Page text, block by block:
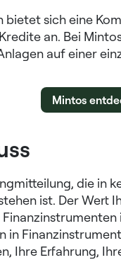
sich eine
an. Bei
auf einer
Mintos
die in
ist. Der Wert
Ihre Erfahrung,